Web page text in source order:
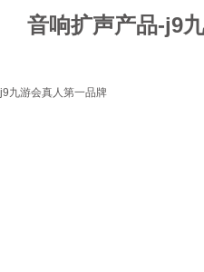
音响扩声产品-j9
j9九游会真人第一品牌